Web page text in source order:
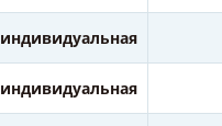
индивидуальная
индивидуальная